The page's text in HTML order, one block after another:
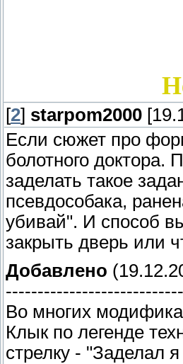
[2] starpom2000
Если сюжет про
болотного доктора.
заделать такое
псевдособака,
убивай". И способ
закрыть дверь или
Добавлено
Во многих
Клык по легенде
стрелку - "Заделал